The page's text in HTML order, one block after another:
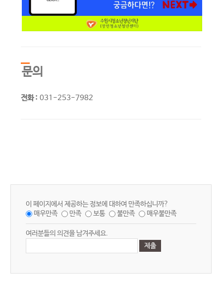
문의
전화 : 031-253-7982
이 페이지에서 제공하는 정보에 대하여 만족하십니까?
매우만족
만족 보통 불만족 매우불만족
여러분들의 의견을 남겨주세요.